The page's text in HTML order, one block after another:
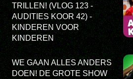
TRILLEN! (VLOG 123 -
AUDITIES KOOR 42) -
KINDEREN VOOR
KINDEREN
WE GAAN ALLES ANDERS
DOEN! DE GROTE SHOW